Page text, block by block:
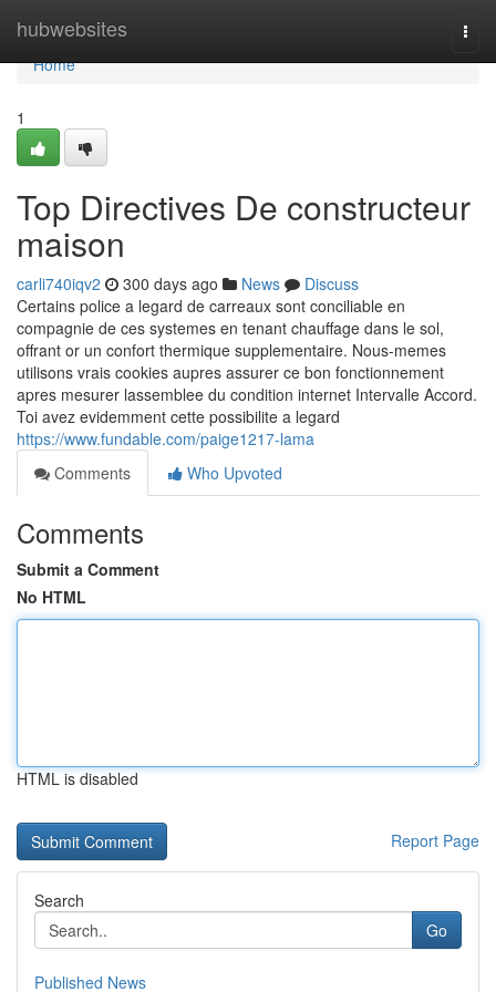
hubwebsites
Home
Home
1
Top Directives De constructeur
maison
carli740iqv2 300 days ago News
Discuss
Certains police a legard de carreaux sont conciliable en
compagnie de ces systemes en tenant chauffage dans le sol,
offrant or un confort thermique supplementaire. Nous-memes
utilisons vrais cookies aupres assurer ce bon fonctionnement
apres mesurer lassemblee du condition internet Intervalle Accord.
Toi avez evidemment cette possibilite a legard
https://www.fundable.com/paige1217-lama
Comments
Who Upvoted
Comments
Submit a Comment
No HTML
HTML is disabled
Report Page
Search
Go
Published News